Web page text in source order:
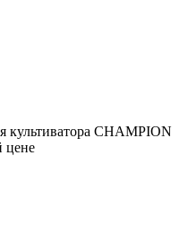
культиватора CHAMPION
цене